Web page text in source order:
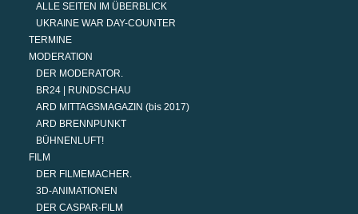
ALLE SEITEN IM ÜBERBLICK
UKRAINE WAR DAY-COUNTER
TERMINE
MODERATION
DER MODERATOR.
BR24 | RUNDSCHAU
ARD MITTAGSMAGAZIN (bis 2017)
ARD BRENNPUNKT
BÜHNENLUFT!
FILM
DER FILMEMACHER.
3D-ANIMATIONEN
DER CASPAR-FILM